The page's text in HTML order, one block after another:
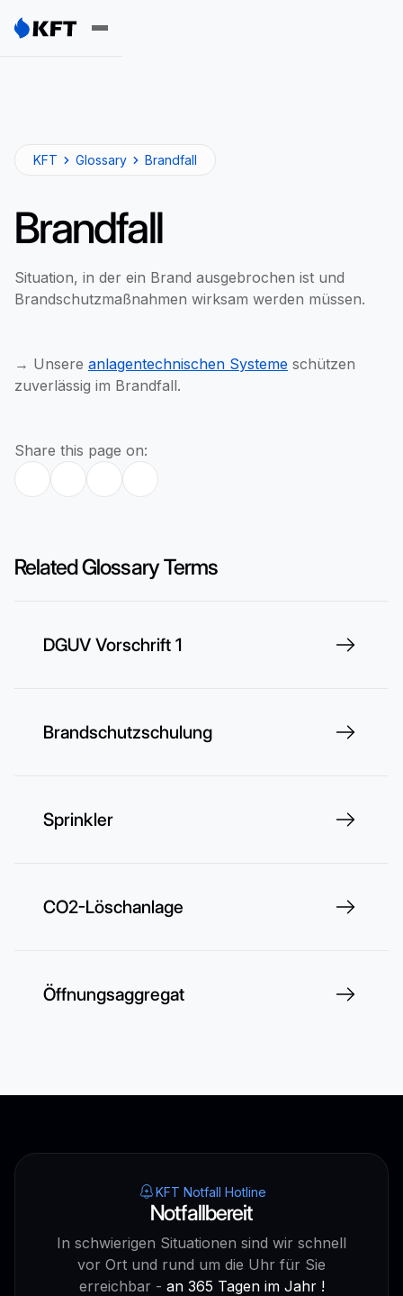
KFT Glossary Brandfall
Brandfall
Situation, in der ein Brand ausgebrochen ist und
Brandschutzmaßnahmen wirksam werden müssen.
→ Unsere anlagentechnischen Systeme schützen
zuverlässig im Brandfall.
Share this page on:
Related Glossary Terms
DGUV Vorschrift 1
Brandschutzschulung
Sprinkler
CO2-Löschanlage
Öffnungsaggregat
KFT Notfall Hotline
Notfallbereit
In schwierigen Situationen sind wir schnell
vor Ort und rund um die Uhr für Sie
erreichbar - an 365 Tagen im Jahr !